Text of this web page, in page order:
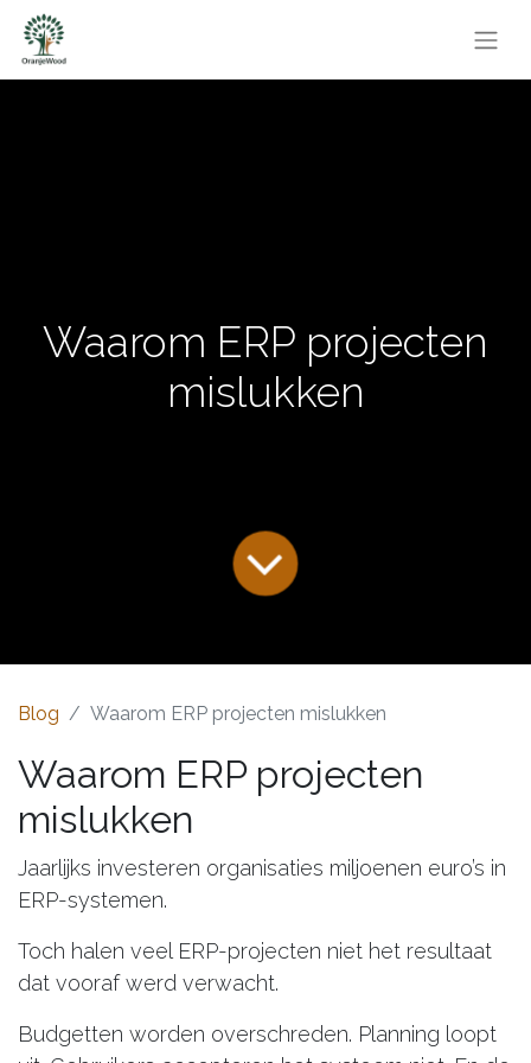
Waarom ERP projecten
mislukken
Blog Waarom ERP projecten mislukken
Waarom ERP projecten
mislukken
Jaarlijks investeren organisaties miljoenen euro’s in
ERP-systemen.
Toch halen veel ERP-projecten niet het resultaat
dat vooraf werd verwacht.
Budgetten worden overschreden. Planning loopt